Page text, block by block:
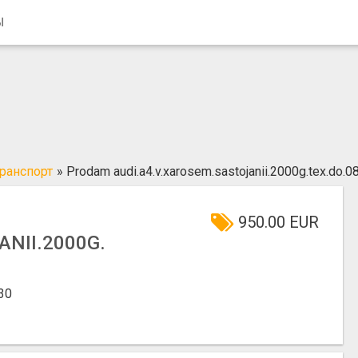
» Prodam
950.00 EUR